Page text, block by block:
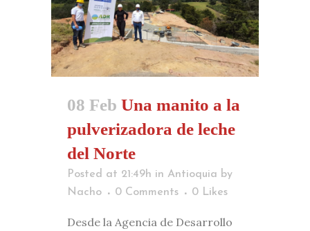
08 Feb Una manito a la
pulverizadora de leche
del Norte
Posted at 21:49h in Antioquia by
Nacho
0 Comments 0 Likes
Desde la Agencia de Desarrollo